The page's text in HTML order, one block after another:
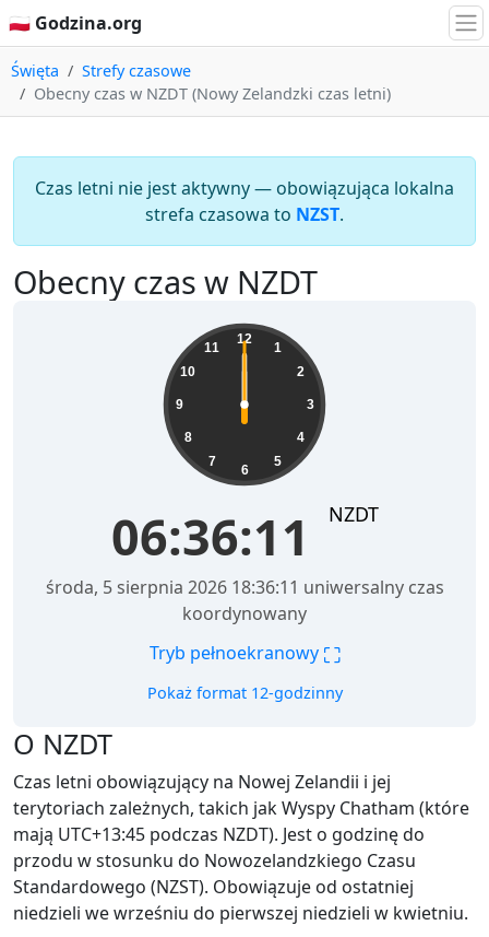
🇵🇱 Godzina.org
Święta
Strefy czasowe
Obecny czas w NZDT (Nowy Zelandzki czas letni)
Czas letni nie jest aktywny — obowiązująca lokalna
strefa czasowa to NZST.
Obecny czas w NZDT
12
1
2
3
4
5
6
7
8
9
10
11
06:36:11 NZDT
środa, 5 sierpnia 2026 18:36:11 uniwersalny czas
koordynowany
Tryb pełnoekranowy ⛶
Pokaż format 12-godzinny
O NZDT
Czas letni obowiązujący na Nowej Zelandii i jej
terytoriach zależnych, takich jak Wyspy Chatham (które
mają UTC+13:45 podczas NZDT). Jest o godzinę do
przodu w stosunku do Nowozelandzkiego Czasu
Standardowego (NZST). Obowiązuje od ostatniej
niedzieli we wrześniu do pierwszej niedzieli w kwietniu.